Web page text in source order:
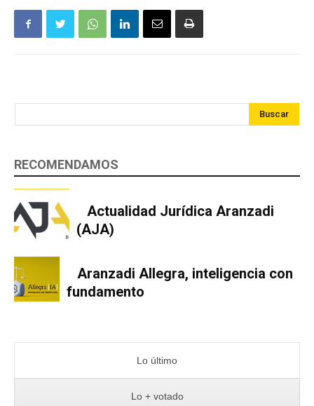
Buscar
RECOMENDAMOS
Actualidad Jurídica Aranzadi
(AJA)
Aranzadi Allegra, inteligencia con
fundamento
Lo último
Lo + votado